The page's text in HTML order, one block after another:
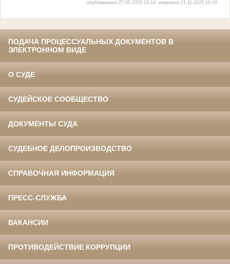
опубликовано 27.05.2025 13:14, изменено 21.11.2025 10:19
ПОДАЧА ПРОЦЕССУАЛЬНЫХ ДОКУМЕНТОВ В
ЭЛЕКТРОННОМ ВИДЕ
О СУДЕ
СУДЕЙСКОЕ СООБЩЕСТВО
ДОКУМЕНТЫ СУДА
СУДЕБНОЕ ДЕЛОПРОИЗВОДСТВО
СПРАВОЧНАЯ ИНФОРМАЦИЯ
ПРЕСС-СЛУЖБА
ВАКАНСИИ
ПРОТИВОДЕЙСТВИЕ КОРРУПЦИИ